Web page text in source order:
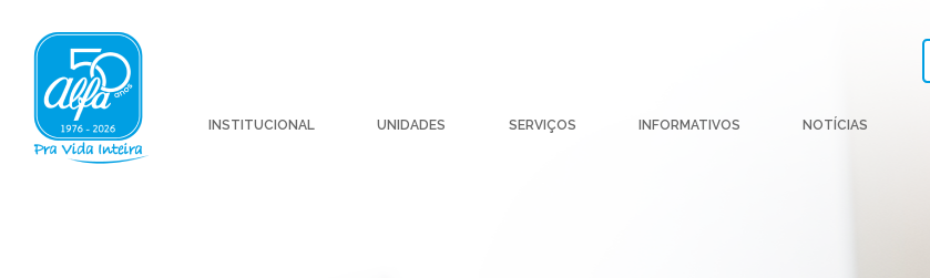
INSTITUCIONAL UNIDADES SERVIÇOS INFORMATIVOS NOTÍCIAS